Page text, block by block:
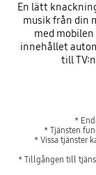
En lätt
musik från din
med
innehållet
till
*
* Tjänsten
* Vissa tjänster
* Tillgången till